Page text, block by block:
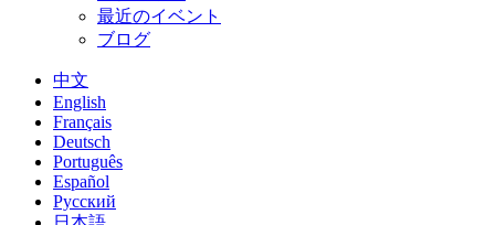
最近のイベント
ブログ
中文
English
Français
Deutsch
Português
Español
Русский